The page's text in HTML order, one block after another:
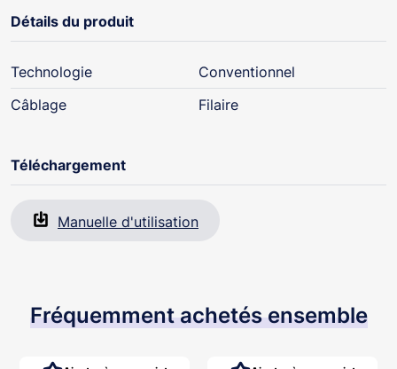
Détails du produit
Technologie
Conventionnel
Câblage
Filaire
Téléchargement
Manuelle d'utilisation
Fréquemment achetés ensemble